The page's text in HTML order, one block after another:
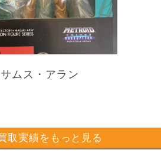
ムス・アラン
取実績をもっと見る